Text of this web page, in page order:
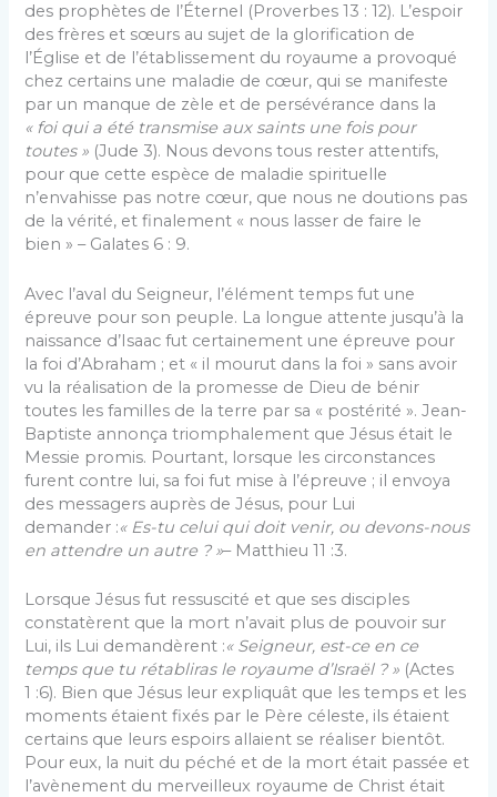
des prophètes de l’Éternel (Proverbes 13 : 12). L’espoir
des frères et sœurs au sujet de la glorification de
l’Église et de l’établissement du royaume a provoqué
chez certains une maladie de cœur, qui se manifeste
par un manque de zèle et de persévérance dans la
« foi qui a été transmise aux saints une fois pour
toutes » (Jude 3). Nous devons tous rester attentifs,
pour que cette espèce de maladie spirituelle
n’envahisse pas notre cœur, que nous ne doutions pas
de la vérité, et finalement « nous lasser de faire le
bien » – Galates 6 : 9.
Avec l’aval du Seigneur, l’élément temps fut une
épreuve pour son peuple. La longue attente jusqu’à la
naissance d’Isaac fut certainement une épreuve pour
la foi d’Abraham ; et « il mourut dans la foi » sans avoir
vu la réalisation de la promesse de Dieu de bénir
toutes les familles de la terre par sa « postérité ». Jean-
Baptiste annonça triomphalement que Jésus était le
Messie promis. Pourtant, lorsque les circonstances
furent contre lui, sa foi fut mise à l’épreuve ; il envoya
des messagers auprès de Jésus, pour Lui
demander :« Es-tu celui qui doit venir, ou devons-nous
en attendre un autre ? »– Matthieu 11 :3.
Lorsque Jésus fut ressuscité et que ses disciples
constatèrent que la mort n’avait plus de pouvoir sur
Lui, ils Lui demandèrent :« Seigneur, est-ce en ce
temps que tu rétabliras le royaume d’Israël ? » (Actes
1 :6). Bien que Jésus leur expliquât que les temps et les
moments étaient fixés par le Père céleste, ils étaient
certains que leurs espoirs allaient se réaliser bientôt.
Pour eux, la nuit du péché et de la mort était passée et
l’avènement du merveilleux royaume de Christ était